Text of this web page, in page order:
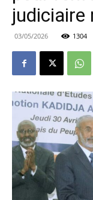
judiciaire
03/05/2026 1304